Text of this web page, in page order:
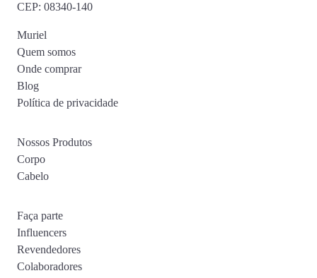
CEP: 08340-140
Muriel
Quem somos
Onde comprar
Blog
Política de privacidade
Nossos Produtos
Corpo
Cabelo
Faça parte
Influencers
Revendedores
Colaboradores